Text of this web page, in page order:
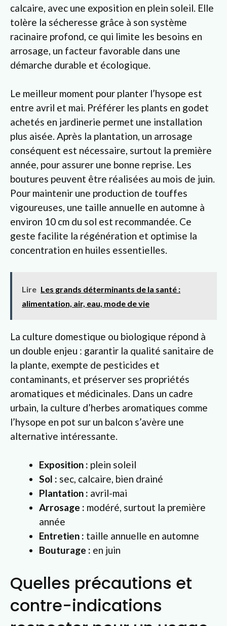
calcaire, avec une exposition en plein soleil. Elle
tolère la sécheresse grâce à son système
racinaire profond, ce qui limite les besoins en
arrosage, un facteur favorable dans une
démarche durable et écologique.
Le meilleur moment pour planter l’hysope est
entre avril et mai. Préférer les plants en godet
achetés en jardinerie permet une installation
plus aisée. Après la plantation, un arrosage
conséquent est nécessaire, surtout la première
année, pour assurer une bonne reprise. Les
boutures peuvent être réalisées au mois de juin.
Pour maintenir une production de touffes
vigoureuses, une taille annuelle en automne à
environ 10 cm du sol est recommandée. Ce
geste facilite la régénération et optimise la
concentration en huiles essentielles.
Lire Les grands déterminants de la santé :
alimentation, air, eau, mode de vie
La culture domestique ou biologique répond à
un double enjeu : garantir la qualité sanitaire de
la plante, exempte de pesticides et
contaminants, et préserver ses propriétés
aromatiques et médicinales. Dans un cadre
urbain, la culture d’herbes aromatiques comme
l’hysope en pot sur un balcon s’avère une
alternative intéressante.
Exposition : plein soleil
Sol : sec, calcaire, bien drainé
Plantation : avril-mai
Arrosage : modéré, surtout la première
année
Entretien : taille annuelle en automne
Bouturage : en juin
Quelles précautions et
contre-indications